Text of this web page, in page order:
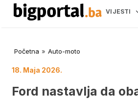
VIJESTI
Početna » Auto-moto
18. Maja 2026.
Ford nastavlja da